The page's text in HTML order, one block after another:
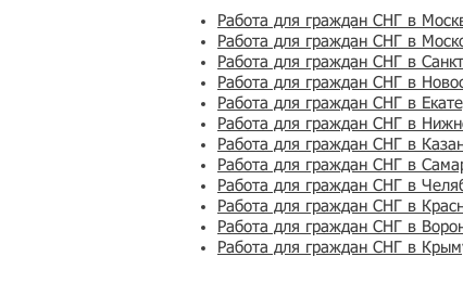
Работа для граждан СНГ в
Работа для граждан СНГ в
Работа для граждан СНГ в
Работа для граждан СНГ в
Работа для граждан СНГ в
Работа для граждан СНГ в
Работа для граждан СНГ в
Работа для граждан СНГ в
Работа для граждан СНГ в
Работа для граждан СНГ в
Работа для граждан СНГ в
Работа для граждан СНГ в